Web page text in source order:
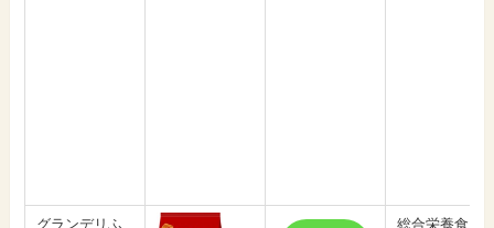
グランデリふ
総合栄養食